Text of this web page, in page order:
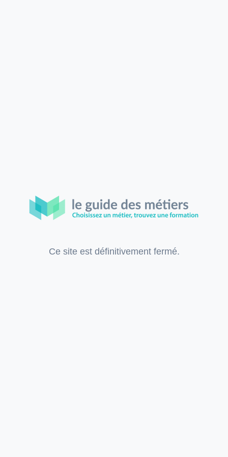
Ce site est définitivement fermé.